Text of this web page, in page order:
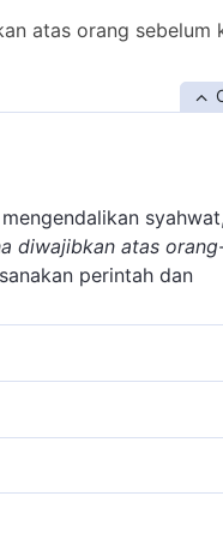
atas orang sebelum
syahwat,
diwajibkan atas
perintah dan
budi pekerti,
yang tidak mampu
Karena, lapar,
bisa
dan memerintahkan
dengan niat yang ikhlas
serta
atas orang-orang